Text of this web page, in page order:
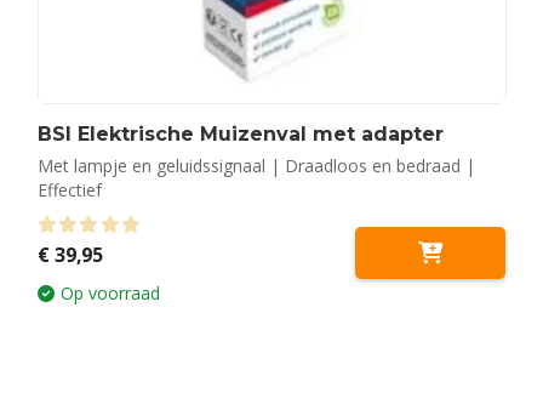
BSI Elektrische Muizenval met adapter
Met lampje en geluidssignaal | Draadloos en bedraad |
Effectief
0 out of 5
€39,95
Op voorraad